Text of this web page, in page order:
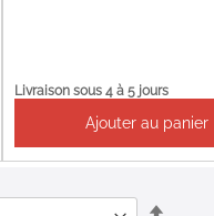
Livraison sous 4 à 5 jours
Ajouter au panier